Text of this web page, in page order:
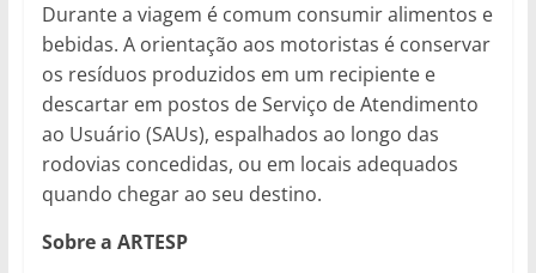
Durante a viagem é comum consumir alimentos e
bebidas. A orientação aos motoristas é conservar
os resíduos produzidos em um recipiente e
descartar em postos de Serviço de Atendimento
ao Usuário (SAUs), espalhados ao longo das
rodovias concedidas, ou em locais adequados
quando chegar ao seu destino.
Sobre a ARTESP